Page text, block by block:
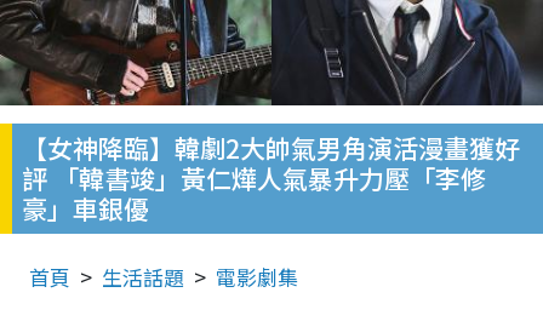
【女神降臨】韓劇2大帥氣男角演活漫畫獲好
評 「韓書竣」黃仁燁人氣暴升力壓「李修
豪」車銀優
首頁 生活話題 電影劇集